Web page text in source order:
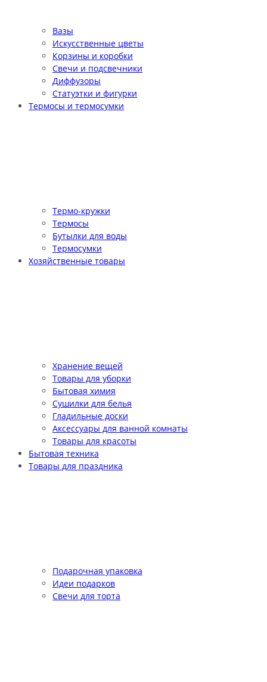
Вазы
Искусственные цветы
Корзины и коробки
Свечи и подсвечники
Диффузоры
Статуэтки и фигурки
Термосы и термосумки
Термо-кружки
Термосы
Бутылки для воды
Термосумки
Хозяйственные товары
Хранение вещей
Товары для уборки
Бытовая химия
Сушилки для белья
Гладильные доски
Аксессуары для ванной комнаты
Товары для красоты
Бытовая техника
Товары для праздника
Подарочная упаковка
Идеи подарков
Свечи для торта